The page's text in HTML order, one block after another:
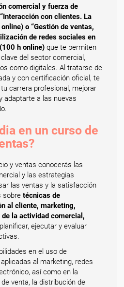
comercial y fuerza de
con clientes. La
o “Gestión de ventas,
de redes sociales en
h online) que te permiten
del sector comercial,
como digitales. Al tratarse de
y con certificación oficial, te
carrera profesional, mejorar
adaptarte a las nuevas
en un curso de
y ventas conocerás las
y las estrategias
las ventas y la satisfacción
sobre técnicas de
al cliente, marketing,
la actividad comercial,
ejecutar y evaluar
en el uso de
al marketing, redes
así como en la
venta, la distribución de